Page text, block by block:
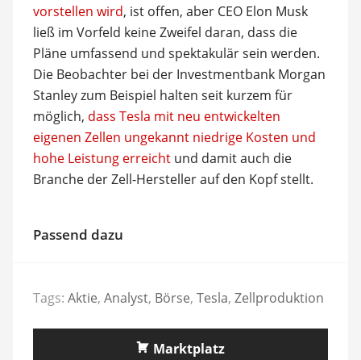
vorstellen wird, ist offen, aber CEO Elon Musk
ließ im Vorfeld keine Zweifel daran, dass die
Pläne umfassend und spektakulär sein werden.
Die Beobachter bei der Investmentbank Morgan
Stanley zum Beispiel halten seit kurzem für
möglich, dass Tesla mit neu entwickelten
eigenen Zellen ungekannt niedrige Kosten und
hohe Leistung erreichtund damit auch die
Branche der Zell-Hersteller auf den Kopf stellt.
Passend dazu
Tags: Aktie, Analyst, Börse, Tesla, Zellproduktion
Marktplatz